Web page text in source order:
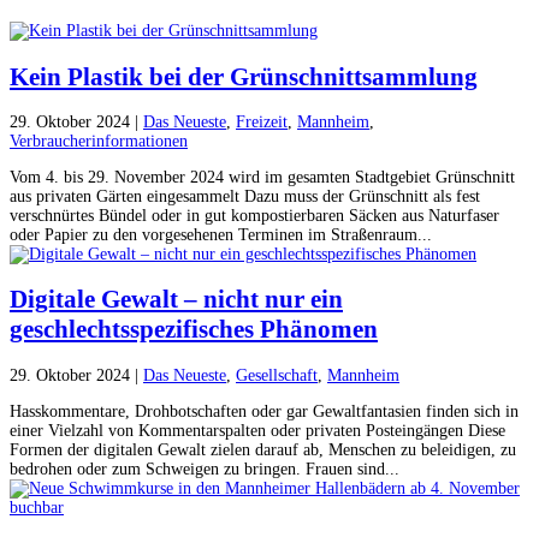
Kein Plastik bei der Grünschnittsammlung
29. Oktober 2024 Das Neueste Freizeit Mannheim
Verbraucherinformationen
Vom 4. bis 29. November 2024 wird im gesamten Stadtgebiet Grünschnitt
aus privaten Gärten eingesammelt Dazu muss der Grünschnitt als fest
verschnürtes Bündel oder in gut kompostierbaren Säcken aus Naturfaser
oder Papier zu den vorgesehenen Terminen im Straßenraum...
Digitale Gewalt – nicht nur ein
geschlechtsspezifisches Phänomen
29. Oktober 2024 Das Neueste Gesellschaft Mannheim
Hasskommentare, Drohbotschaften oder gar Gewaltfantasien finden sich in
einer Vielzahl von Kommentarspalten oder privaten Posteingängen Diese
Formen der digitalen Gewalt zielen darauf ab, Menschen zu beleidigen, zu
bedrohen oder zum Schweigen zu bringen. Frauen sind...